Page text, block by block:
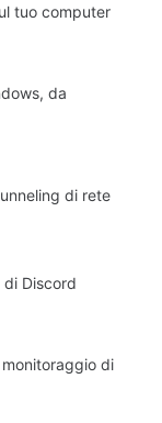
tuo computer
da
di rete
di Discord
di